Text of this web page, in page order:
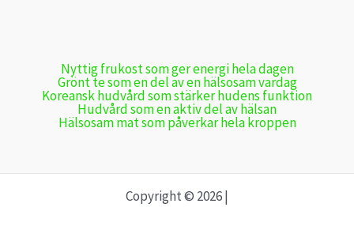
Nyttig frukost som ger energi hela dagen
Grönt te som en del av en hälsosam vardag
Koreansk hudvård som stärker hudens funktion
Hudvård som en aktiv del av hälsan
Hälsosam mat som påverkar hela kroppen
Copyright © 2026 |